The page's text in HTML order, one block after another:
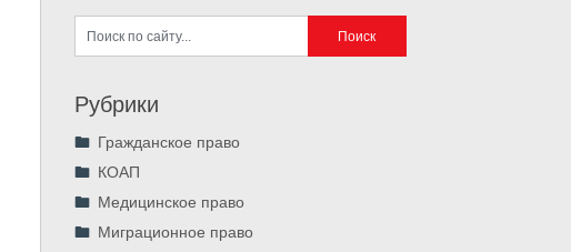
Рубрики
Гражданское право
КОАП
Медицинское право
Миграционное право